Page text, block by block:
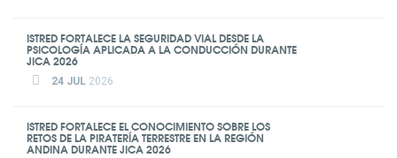
ISTRED FORTALECE LA SEGURIDAD VIAL DESDE LA
PSICOLOGÍA APLICADA A LA CONDUCCIÓN DURANTE
JICA 2026
24 JUL 2026
ISTRED FORTALECE EL CONOCIMIENTO SOBRE LOS
RETOS DE LA PIRATERÍA TERRESTRE EN LA REGIÓN
ANDINA DURANTE JICA 2026